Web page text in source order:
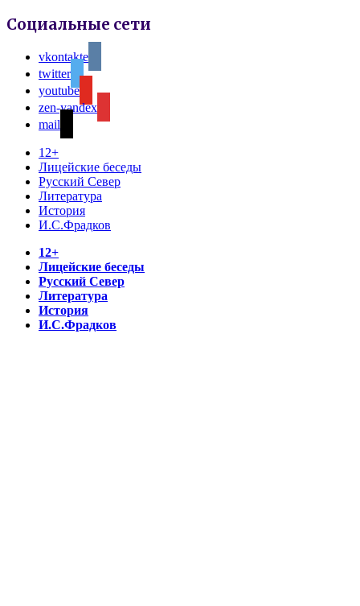
Социальные сети
vkontakte
twitter
youtube
zen-yandex
mail
12+
Лицейские беседы
Русский Север
Литература
История
И.С.Фрадков
12+
Лицейские беседы
Русский Север
Литература
История
И.С.Фрадков